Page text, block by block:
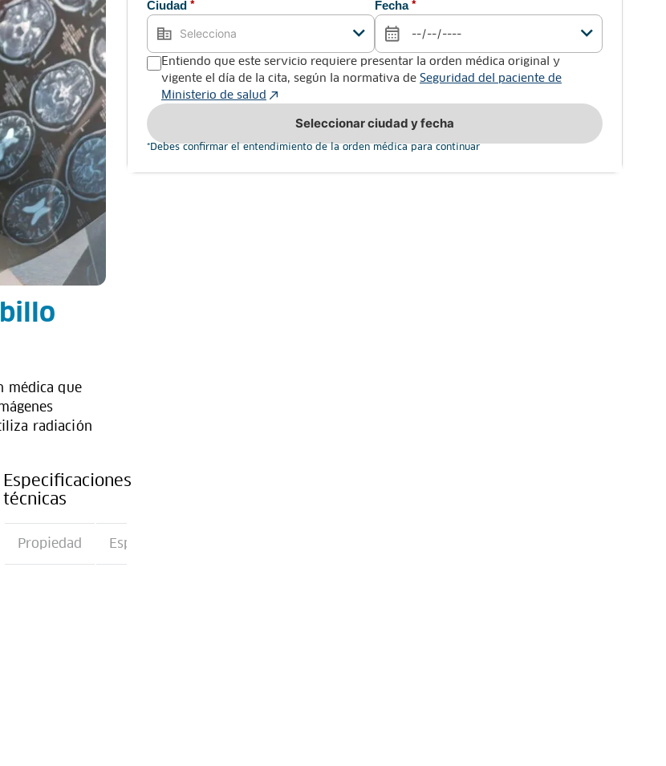
médica que
radiación
Especificaciones
técnicas
Propiedad Especificación
Ciudad * Fecha *
Entiendo que este servicio requiere presentar la orden médica original y
vigente el día de la cita, según la normativa de Seguridad del paciente de
Ministerio de salud
Seleccionar ciudad y fecha
*Debes confirmar el entendimiento de la orden médica para continuar